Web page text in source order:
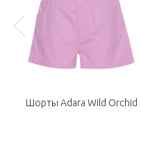
Шорты Adara Wild Orchid